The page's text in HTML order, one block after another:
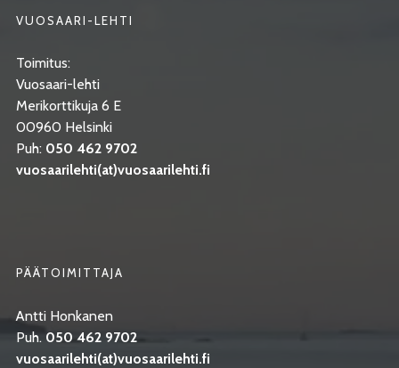
VUOSAARI-LEHTI
Toimitus:
Vuosaari-lehti
Merikorttikuja 6 E
00960 Helsinki
Puh: 050 462 9702
vuosaarilehti(at)vuosaarilehti.fi
PÄÄTOIMITTAJA
Antti Honkanen
Puh. 050 462 9702
vuosaarilehti(at)vuosaarilehti.fi